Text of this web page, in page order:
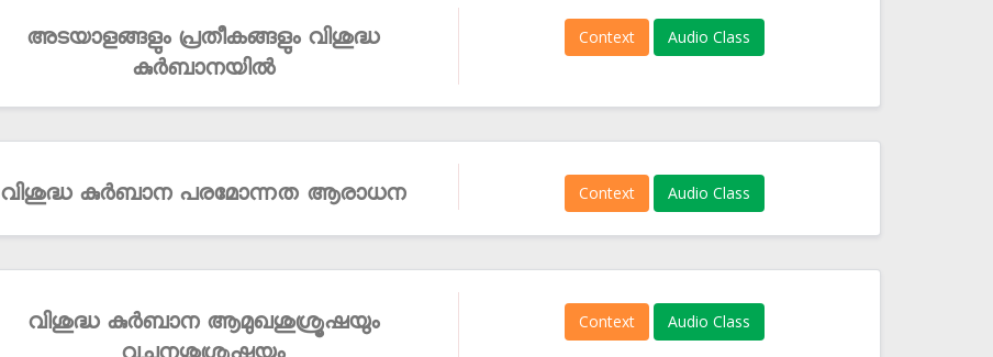
അടയാളങ്ങളും പ്രതീകങ്ങളും വിശുദ്ധ
കുര്‍ബാനയില്‍
Context Audio Class
വിശുദ്ധ കുര്‍ബാന പരമോന്നത ആരാധന Context Audio Class
വിശുദ്ധ കുര്‍ബാന ആമുഖശുശ്രൂഷയും
Context Audio Class